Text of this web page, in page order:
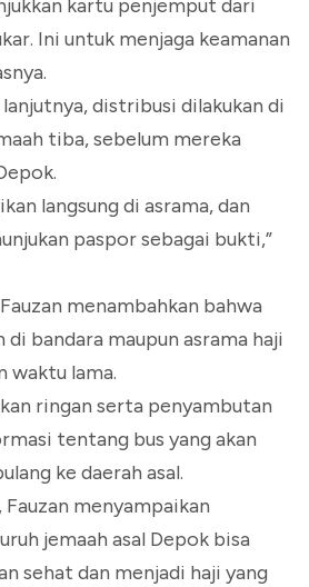
kartu penjemput dari
Ini untuk menjaga keamanan
distribusi dilakukan di
tiba, sebelum mereka
langsung di asrama, dan
paspor sebagai bukti,”
menambahkan bahwa
bandara maupun asrama haji
waktu lama.
ringan serta penyambutan
tentang bus yang akan
ke daerah asal.
menyampaikan
jemaah asal Depok bisa
sehat dan menjadi haji yang